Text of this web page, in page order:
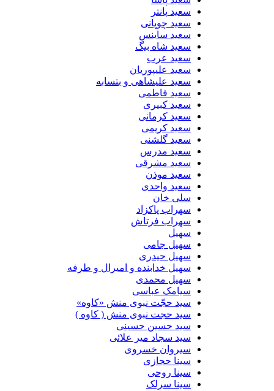
سعید پانتر
سعید چوپانی
سعید ساینس
سعید شاه بیگ
سعید عرب
سعید علیپوریان
سعید علیشاهی و بتسابه
سعید فاطمی
سعید کبیری
سعید کرمانی
سعید کریمی
سعید گلشنی
سعید مدرس
سعید مشرقی
سعید موذن
سعید واحدی
سلی خان
سهراب پاکزاد
سهراب فرتاش
سهیل
سهیل جامی
سهیل حیدری
سهیل خدابنده و امیرال و طرفه
سهیل محمدی
سیامک عباسی
سید حجّت نبوی منش «کاوه»
سید حجت نبوی منش ( کاوه )
سید حسین حسینى
سید سجاد میر علائی
سیروان خسروی
سینا حجازی
سینا روحی
سینا سرلک